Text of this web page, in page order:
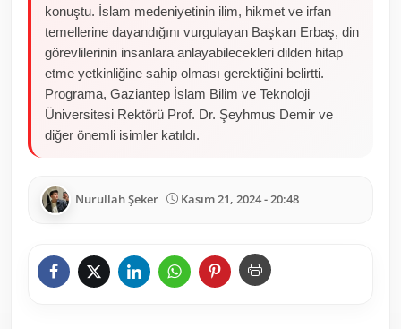
konuştu. İslam medeniyetinin ilim, hikmet ve irfan
temellerine dayandığını vurgulayan Başkan Erbaş, din
görevlilerinin insanlara anlayabilecekleri dilden hitap
etme yetkinliğine sahip olması gerektiğini belirtti.
Programa, Gaziantep İslam Bilim ve Teknoloji
Üniversitesi Rektörü Prof. Dr. Şeyhmus Demir ve
diğer önemli isimler katıldı.
Nurullah Şeker Kasım 21, 2024 - 20:48